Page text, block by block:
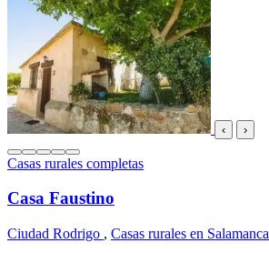
‹ ›
Casas rurales completas
Casa Faustino
Ciudad Rodrigo , Casas rurales en Salamanca